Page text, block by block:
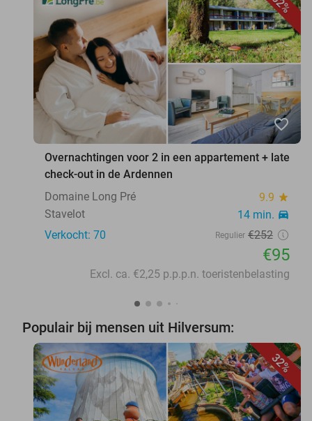
favorite_border
Overnachtingen voor 2 in een appartement + late
check-out in de Ardennen
Domaine Long Pré
9.9 star
Stavelot 14 min. directions_car
Verkocht: 70 Regulier €252
€95
Excl. ca. €2,25 p.p.p.n. toeristenbelasting
Populair bij mensen uit Hilversum:
32%